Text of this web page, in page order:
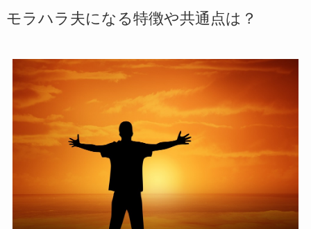
モラハラ夫になる特徴や共通点は？